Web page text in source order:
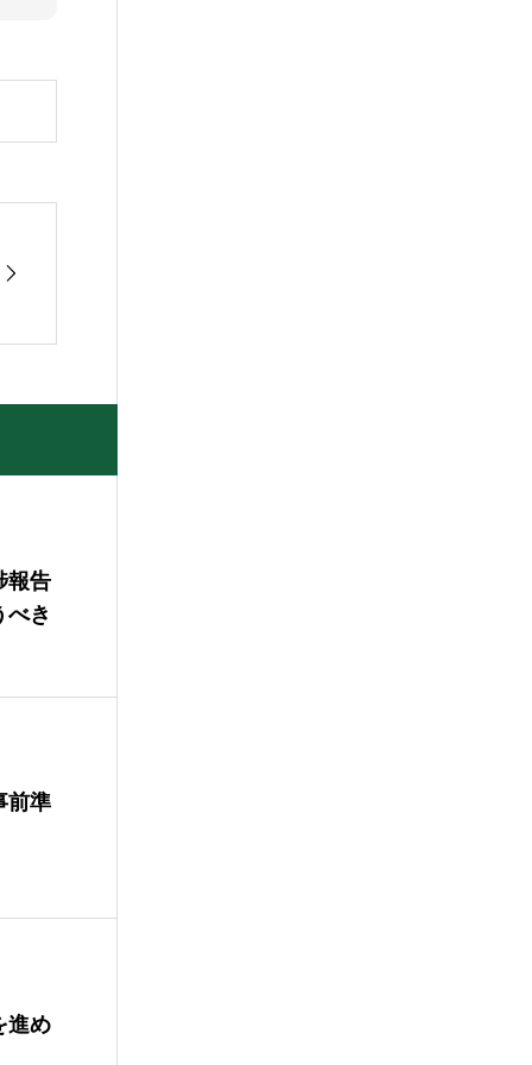
報告
べき
前準
進め